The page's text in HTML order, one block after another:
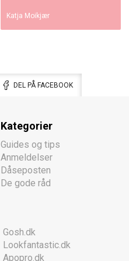
Katja Moikjær
DEL PÅ FACEBOOK
Kategorier
Guides og tips
Anmeldelser
Dåseposten
De gode råd
Gosh.dk
Lookfantastic.dk
Apopro.dk